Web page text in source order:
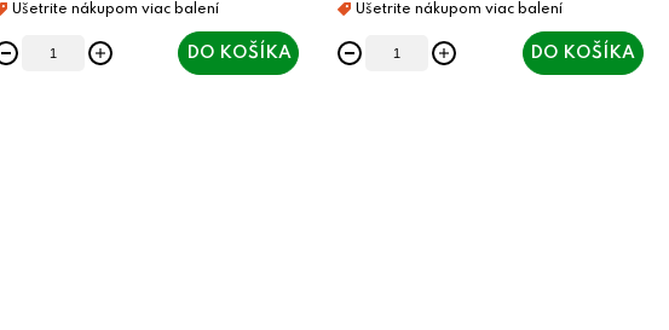
DO KOŠÍKA DO KOŠÍKA